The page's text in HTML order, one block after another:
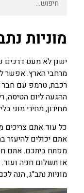
מוניות
ישנן לא מעט דרכים
מרחבי הארץ. אפשר
רכבת, טרמפ עם חבר
ההגעה ליום הטיסה,
מחירון, מחירי מוני
כל עוד אתם צריכים
אתם יכולים להיעזר
מפתח ביתכם. אתם
או תשלום חניה
מוניות נתב"ג, הנה